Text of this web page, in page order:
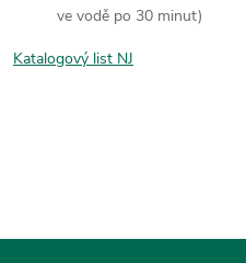
ve vodě po 30 minut)
Katalogový list NJ